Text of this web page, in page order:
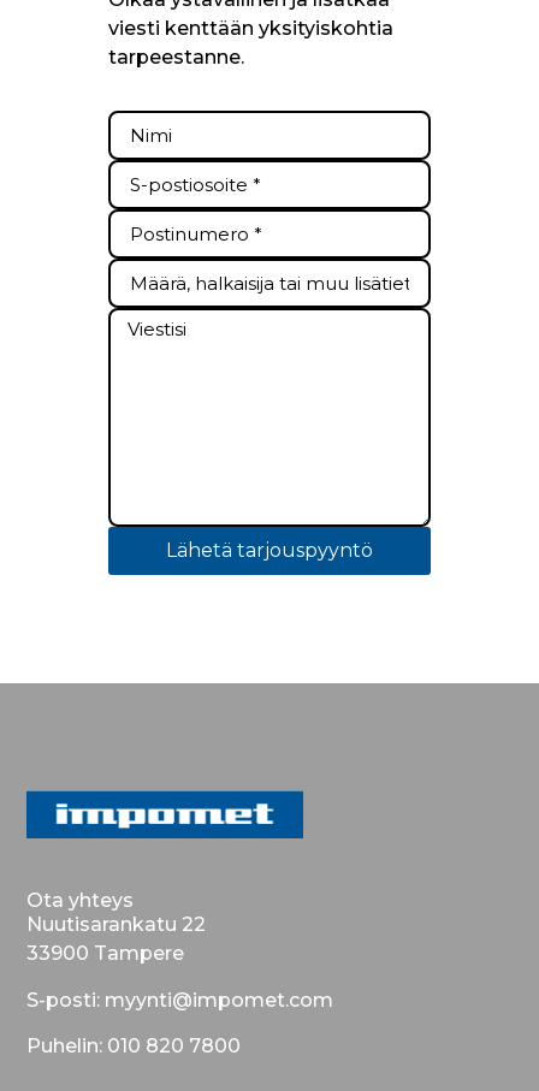
viesti kenttään yksityiskohtia
tarpeestanne.
Lähetä tarjouspyyntö
Ota yhteys
Nuutisarankatu 22
33900 Tampere
S-posti: myynti@impomet.com
Puhelin: 010 820 7800